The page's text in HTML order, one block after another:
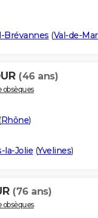
Brévannes (Val-de-
(46 ans)
Rhône)
la-Jolie (Yvelines)
(76 ans)